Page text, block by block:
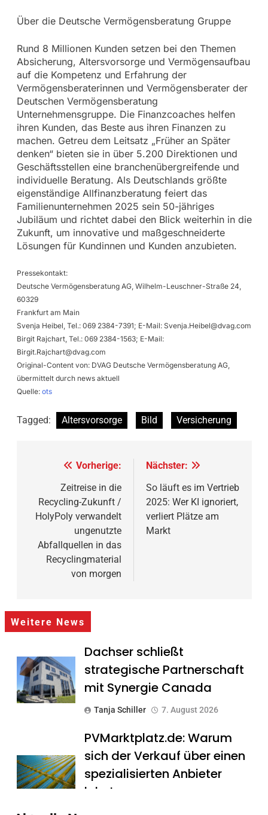
Über die Deutsche Vermögensberatung Gruppe
Rund 8 Millionen Kunden setzen bei den Themen
Absicherung, Altersvorsorge und Vermögensaufbau
auf die Kompetenz und Erfahrung der
Vermögensberaterinnen und Vermögensberater der
Deutschen Vermögensberatung
Unternehmensgruppe. Die Finanzcoaches helfen
ihren Kunden, das Beste aus ihren Finanzen zu
machen. Getreu dem Leitsatz „Früher an Später
denken“ bieten sie in über 5.200 Direktionen und
Geschäftsstellen eine branchenübergreifende und
individuelle Beratung. Als Deutschlands größte
eigenständige Allfinanzberatung feiert das
Familienunternehmen 2025 sein 50-jähriges
Jubiläum und richtet dabei den Blick weiterhin in die
Zukunft, um innovative und maßgeschneiderte
Lösungen für Kundinnen und Kunden anzubieten.
Pressekontakt:
Deutsche Vermögensberatung AG, Wilhelm-Leuschner-Straße 24,
60329
Frankfurt am Main
Svenja Heibel, Tel.: 069 2384-7391; E-Mail: Svenja.Heibel@dvag.com
Birgit Rajchart, Tel.: 069 2384-1563; E-Mail:
Birgit.Rajchart@dvag.com
Original-Content von: DVAG Deutsche Vermögensberatung AG,
übermittelt durch news aktuell
Quelle: ots
Tagged: Altersvorsorge Bild Versicherung
Beitragsnavigation
Vorherige:
Zeitreise in die
Recycling-Zukunft /
HolyPoly verwandelt
ungenutzte
Abfallquellen in das
Recyclingmaterial
von morgen
Nächster:
So läuft es im Vertrieb
2025: Wer KI ignoriert,
verliert Plätze am
Markt
Weitere News
Dachser schließt
strategische Partnerschaft
mit Synergie Canada
Tanja Schiller 7. August 2026
PVMarktplatz.de: Warum
sich der Verkauf über einen
spezialisierten Anbieter
lohnt